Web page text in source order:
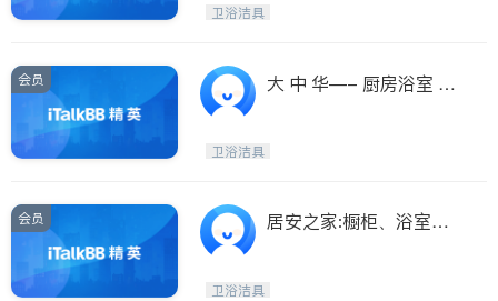
卫浴洁具
会员
大 中 华—- 厨房浴室 如
卫浴洁具
会员
居安之家:橱柜、浴室
卫浴洁具